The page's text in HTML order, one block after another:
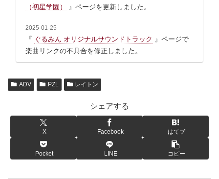
（初星学園）
』ページを更新しました。
2025-01-25
『 ぐるみん オリジナルサウンドトラック 』ページで
楽曲リンクの不具合を修正しました。
『
【塊魂】ワンス・アポン・ア・塊魂 – 素敵ソング
2025-07-17
Sayonara Wild Hearts（さよならワイルドハーツ）
– Original Soundtrack｜Daniel Olsén（ダニエル・オ
ルセン） ✕ Jonathan Eng（ジョナサン・エン） ✕
ADV PZL レイトン
シェアする
X Facebook はてブ
Pocket LINE コピー